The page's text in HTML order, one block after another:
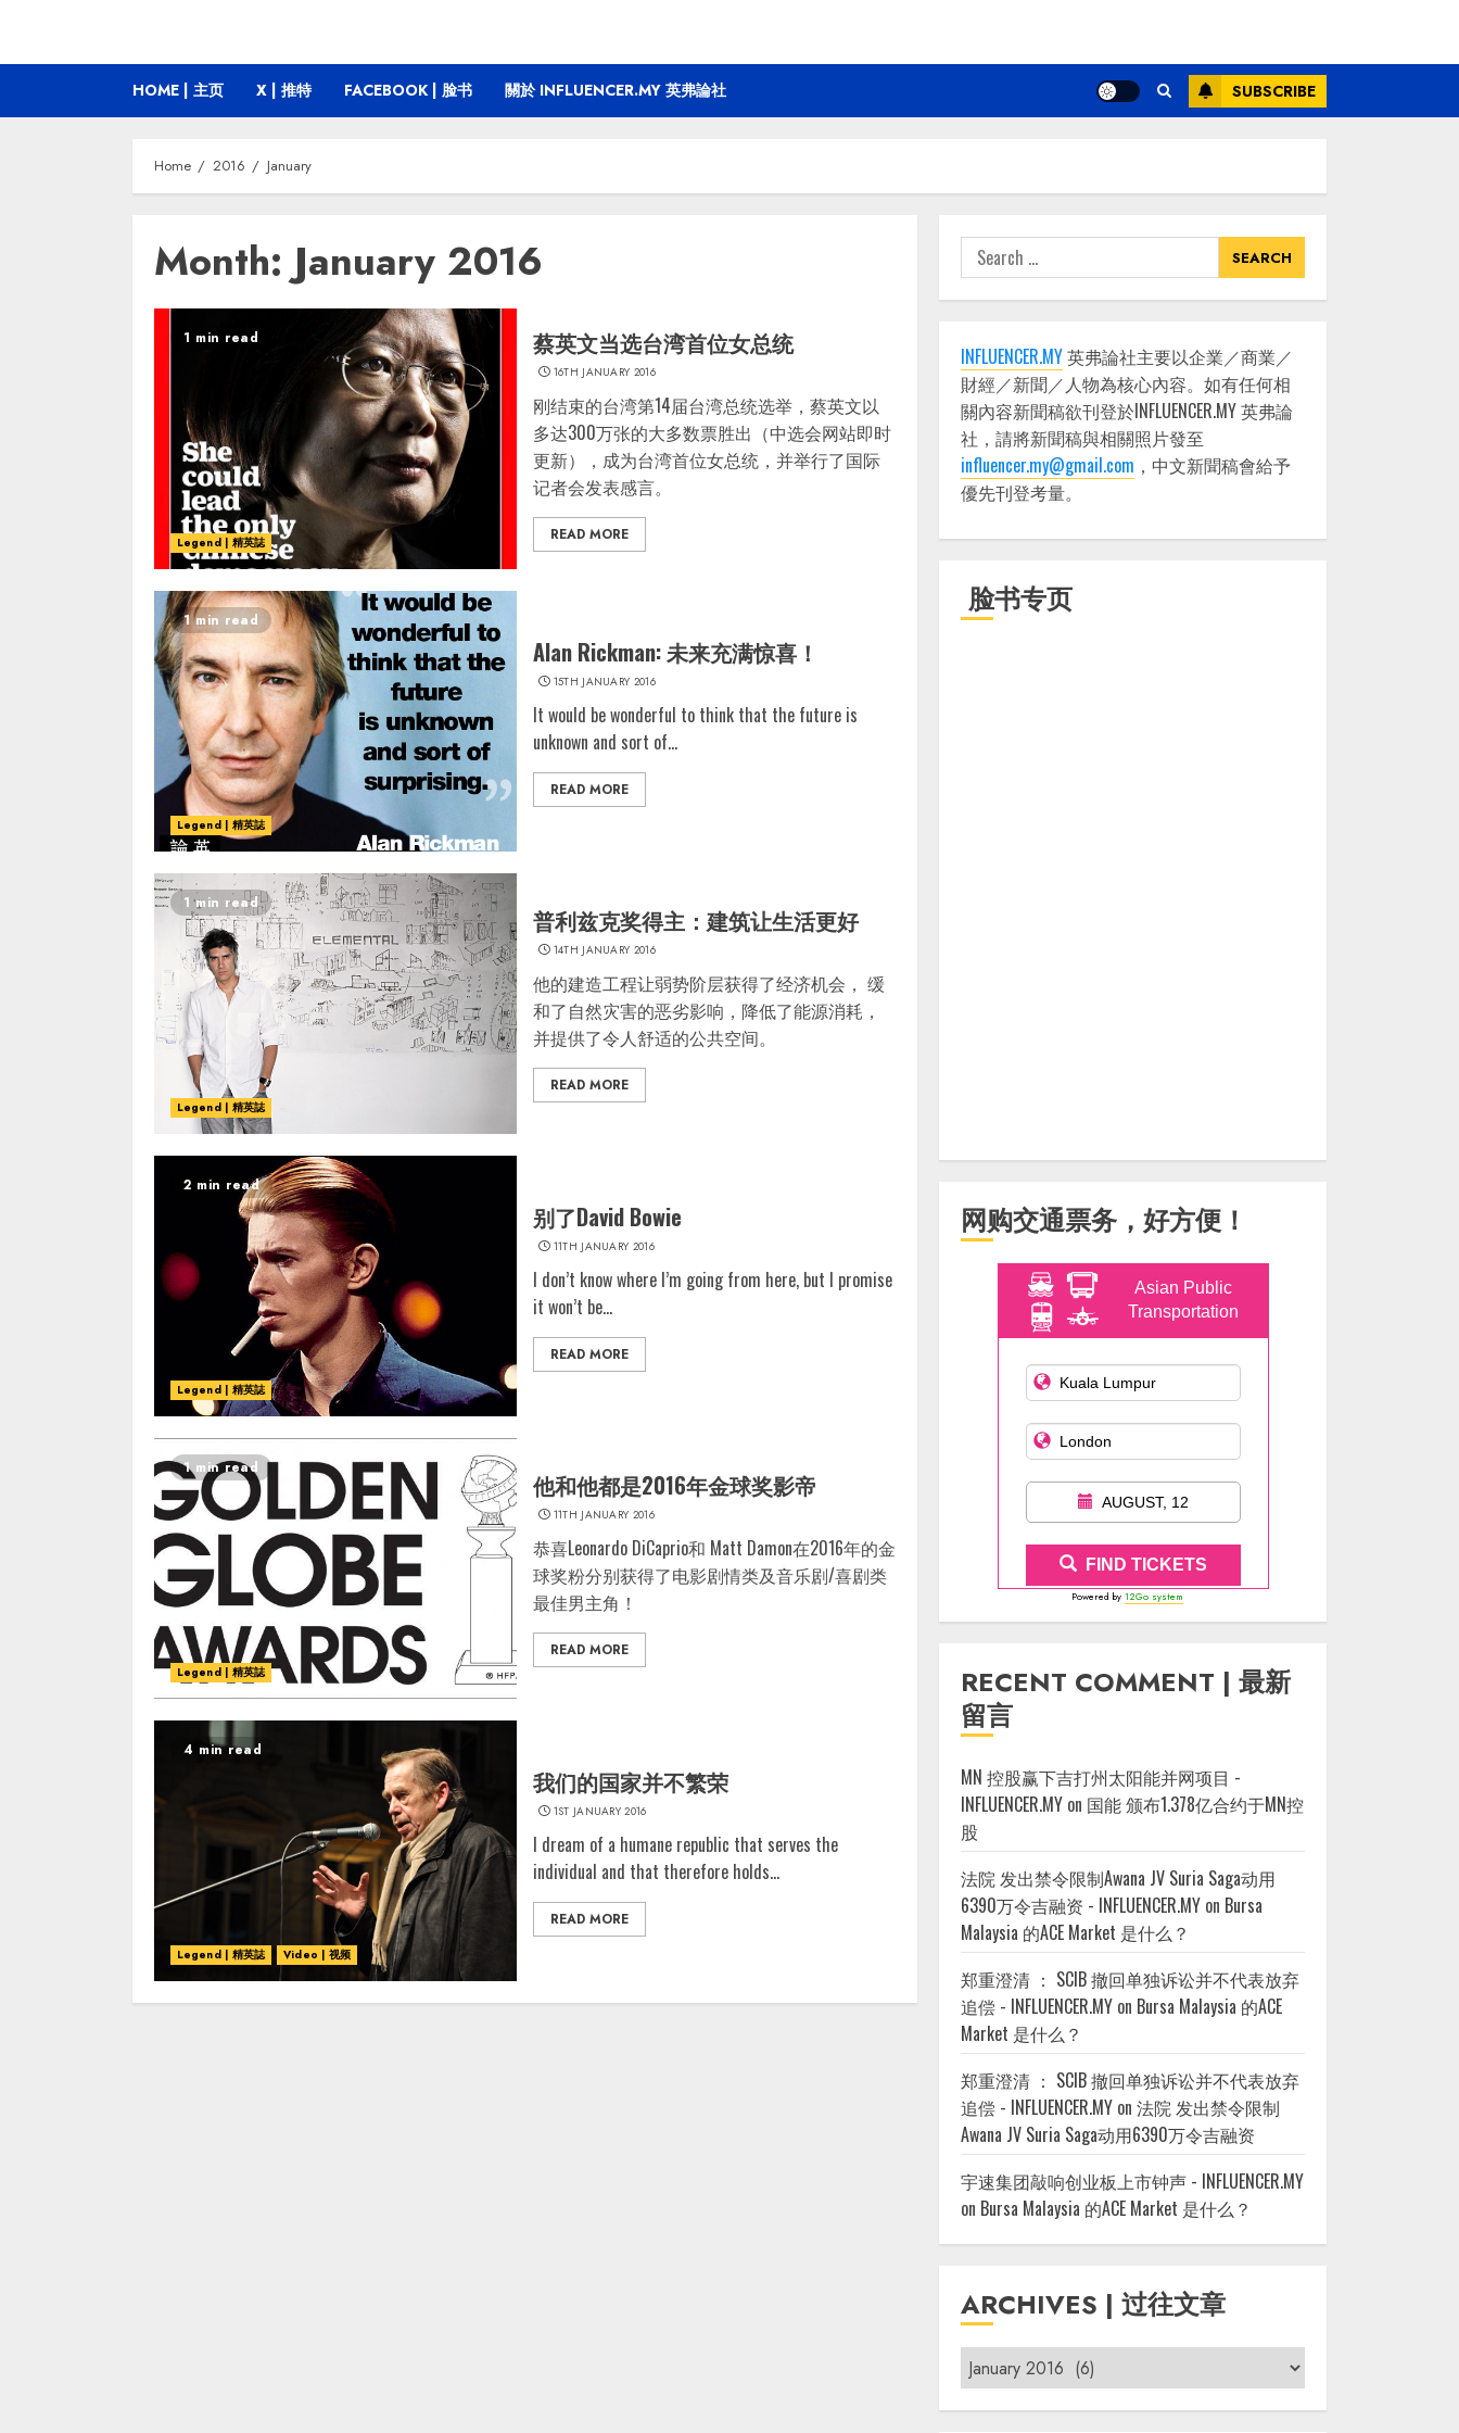
HOME | 主页 X | 推特 FACEBOOK | 脸书 關於 INFLUENCER.MY 英弗論社 SUBSCRIBE
Home 2016 January
Month:January 2016
1 min read
Legend | 精英誌
蔡英文当选台湾首位女总统
16TH JANUARY 2016
刚结束的台湾第14届台湾总统选举，蔡英文以
多达300万张的大多数票胜出（中选会网站即时
更新），成为台湾首位女总统，并举行了国际
记者会发表感言。
READ MORE
1 min read
Legend | 精英誌
Alan Rickman: 未来充满惊喜！
15TH JANUARY 2016
It would be wonderful to think that the future is
unknown and sort of...
READ MORE
1 min read
Legend | 精英誌
普利兹克奖得主：建筑让生活更好
14TH JANUARY 2016
他的建造工程让弱势阶层获得了经济机会， 缓
和了自然灾害的恶劣影响，降低了能源消耗，
并提供了令人舒适的公共空间。
READ MORE
2 min read
Legend | 精英誌
别了David Bowie
11TH JANUARY 2016
I don’t know where I’m going from here, but I promise
it won’t be...
READ MORE
1 min read
Legend | 精英誌
他和他都是2016年金球奖影帝
11TH JANUARY 2016
恭喜Leonardo DiCaprio和 Matt Damon在2016年的金
球奖粉分别获得了电影剧情类及音乐剧/喜剧类
最佳男主角！
READ MORE
4 min read
Legend | 精英誌 Video | 视频
我们的国家并不繁荣
1ST JANUARY 2016
I dream of a humane republic that serves the
individual and that therefore holds...
READ MORE
Search
for:
INFLUENCER.MY英弗論社主要以企業／商業／
財經／新聞／人物為核心內容。如有任何相
關內容新聞稿欲刊登於INFLUENCER.MY 英弗論
社，請將新聞稿與相關照片發至
influencer.my@gmail.com ，中文新聞稿會給予
優先刊登考量。
脸书专页
网购交通票务，好方便！
Asian Public
Transportation
AUGUST, 12
FIND TICKETS
Powered by 12Go system
RECENT COMMENT | 最新
留言
MN 控股赢下吉打州太阳能并网项目 -
INFLUENCER.MY on 国能 颁布1.378亿合约于MN控
股
法院 发出禁令限制Awana JV Suria Saga动用
6390万令吉融资 - INFLUENCER.MY on Bursa
Malaysia 的ACE Market 是什么？
郑重澄清 ： SCIB 撤回单独诉讼并不代表放弃
追偿 - INFLUENCER.MY on Bursa Malaysia 的ACE
Market 是什么？
郑重澄清 ： SCIB 撤回单独诉讼并不代表放弃
追偿 - INFLUENCER.MY on法院 发出禁令限制
Awana JV Suria Saga动用6390万令吉融资
宇速集团敲响创业板上市钟声 - INFLUENCER.MY
on Bursa Malaysia 的ACE Market 是什么？
ARCHIVES | 过往文章
Archives
|
过